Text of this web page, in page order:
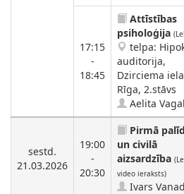
17:15
-
18:45
Attīstības
psiholoģija
telpa:
auditorija,
Dzirciema
Rīga, 2.stāvs
Aelita
sestd.
21.03.2026
19:00
-
20:30
Pirmā
un civilā
aizsardzība
video ieraksts)
Ivars